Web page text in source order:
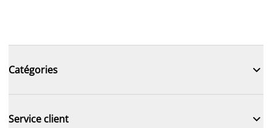
Catégories 
Service client 